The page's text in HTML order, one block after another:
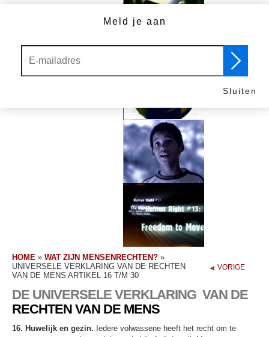
HOME » WAT ZIJN MENSENRECHTEN? »
UNIVERSELE VERKLARING VAN DE RECHTEN
VAN DE MENS ARTIKEL 16 T/M 30
VORIGE
DE UNIVERSELE VERKLARING VAN DE
RECHTEN VAN DE MENS
16. Huwelijk en gezin. Iedere volwassene heeft het recht om te
Meld je aan
Sluiten